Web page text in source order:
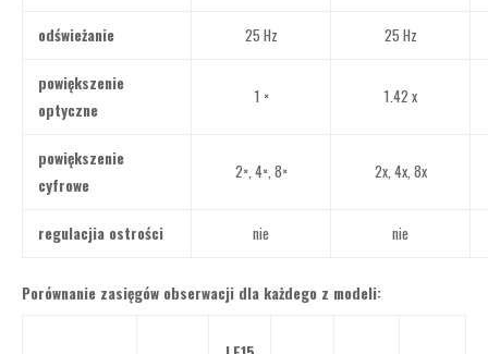
odświeżanie 25 Hz 25 Hz
powiększenie
optyczne
1 × 1.42 x
powiększenie
cyfrowe
2×, 4×, 8× 2x, 4x, 8x
regulacjia ostrości nie nie
Porównanie zasięgów obserwacji dla każdego z modeli: